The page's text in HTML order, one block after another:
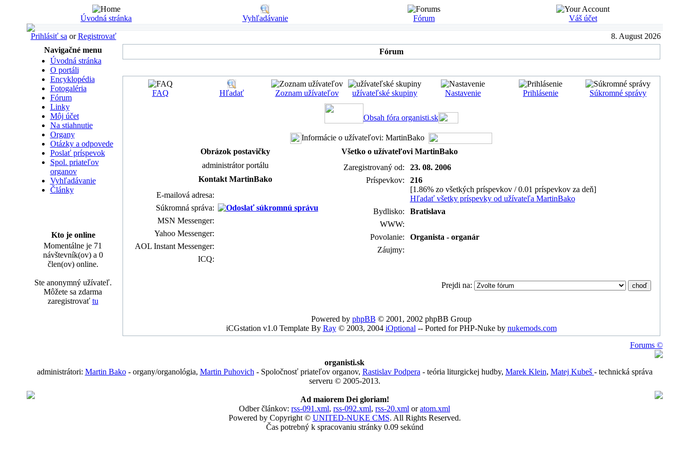
Úvodná stránka Vyhľadávanie Fórum Váš účet
Prihlásiť sa orRegistrovať
8. August 2026
Navigačné menu
Úvodná stránka
O portáli
Encyklopédia
Fotogaléria
Fórum
Linky
Môj účet
Na stiahnutie
Organy
Otázky a odpovede
Poslať príspevok
Spol. priateľov
organov
Vyhľadávanie
Články
Kto je online
Momentálne je 71
návštevník(ov) a 0
člen(ov) online.
Ste anonymný užívateľ.
Môžete sa zdarma
zaregistrovať tu
Fórum
FAQ Hľadať Zoznam užívateľov užívateľské skupiny Nastavenie Prihlásenie Súkromné správy
Obsah fóra organisti.sk
Informácie o užívateľovi: MartinBako
Obrázok postavičky
Všetko o užívateľovi MartinBako
administrátor portálu
Zaregistrovaný od:
23. 08. 2006
Príspevkov:
216
[1.86% zo všetkých príspevkov / 0.01 príspevkov za deň]
Hľadať všetky príspevky od užívateľa MartinBako
Bydlisko:
Bratislava
WWW:
Povolanie:
Organista - organár
Záujmy:
Kontakt MartinBako
E-mailová adresa:
Súkromná správa:
MSN Messenger:
Yahoo Messenger:
AOL Instant Messenger:
ICQ:
Prejdi na:
Powered by phpBB © 2001, 2002 phpBB Group
iCGstation v1.0 Template By Ray© 2003, 2004 iOptional -- Ported for PHP-Nuke by nukemods.com
Forums ©
organisti.sk
administrátori: Martin Bako- organy/organológia, Martin Puhovich - Spoločnosť priateľov organov, Rastislav Podpera - teória liturgickej hudby, Marek Klein, Matej Kubeš - technická správa
serveru © 2005-2013.
Ad maiorem Dei gloriam!
Odber článkov: rss-091.xml, rss-092.xml, rss-20.xml oratom.xml
Powered by Copyright © UNITED-NUKE CMS. All Rights Reserved.
Čas potrebný k spracovaniu stránky 0.09 sekúnd